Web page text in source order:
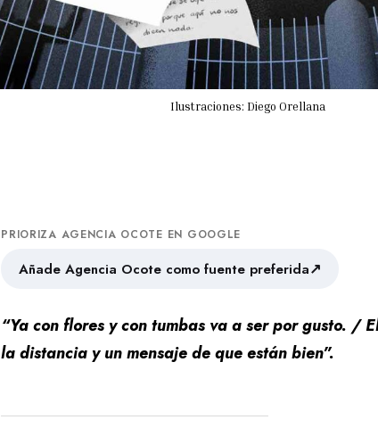
Ilustraciones: Diego Orellana
PRIORIZA AGENCIA OCOTE EN GOOGLE
Añade Agencia Ocote como fuente preferida↗
“Ya con flores y con tumbas va a ser por gusto. /
la distancia y un mensaje de que están bien”.